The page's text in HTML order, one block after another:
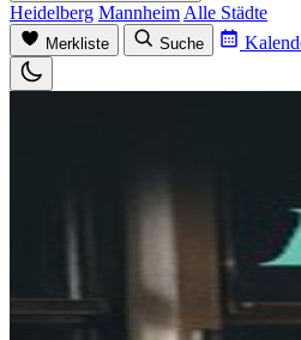
Heidelberg Mannheim Alle Städte
Merkliste Suche